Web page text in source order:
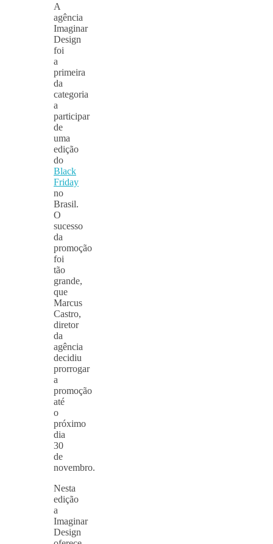
A
agência
Imaginar
Design
foi
a
primeira
da
categoria
a
participar
de
uma
edição
do
Black
Friday
no
Brasil.
O
sucesso
da
promoção
foi
tão
grande,
que
Marcus
Castro,
diretor
da
agência
decidiu
prorrogar
a
promoção
até
o
próximo
dia
30
de
novembro.
Nesta
edição
a
Imaginar
Design